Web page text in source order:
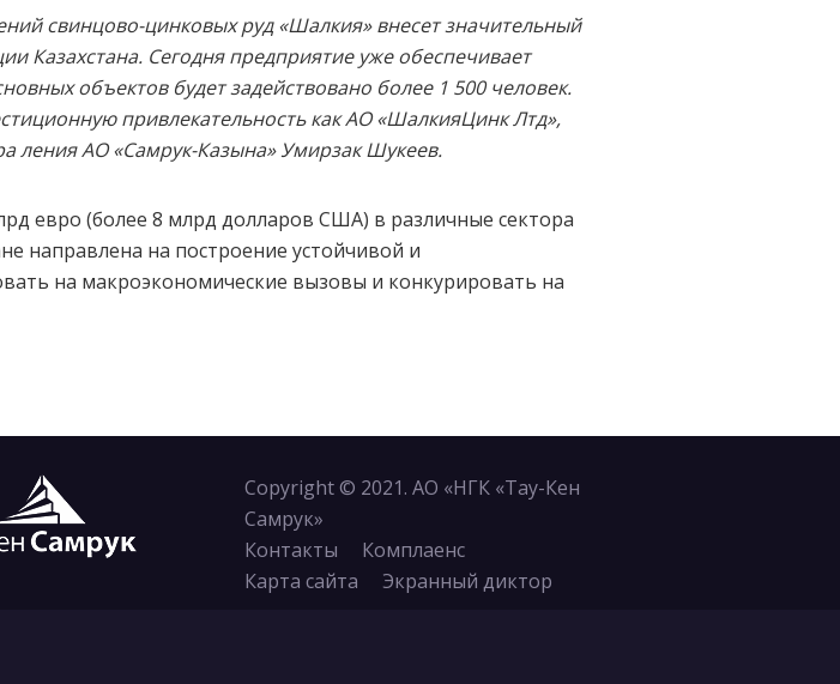
свинцово-цинковых руд «Шалкия» внесет значительный
Казахстана. Сегодня предприятие уже обеспечивает
объектов будет задействовано более 1 500 человек.
привлекательность как АО «ШалкияЦинк Лтд»,
ления АО «Самрук-Казына» Умирзак Шукеев.
евро (более 8 млрд долларов США) в различные сектора
направлена на построение устойчивой и
на макроэкономические вызовы и конкурировать на
Copyright © 2021. АО «НГК «Тау-Кен
Самрук»
Контакты
Комплаенс
Карта сайта
Экранный диктор